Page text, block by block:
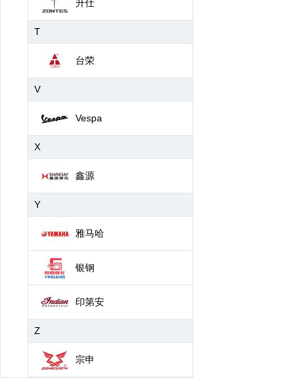
升仕
T
台荣
V
Vespa
X
鑫源
Y
雅马哈
银钢
印第安
Z
宗申